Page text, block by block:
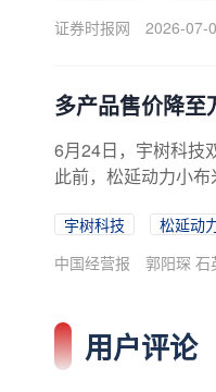
中表示，2025年公
证券时报网
2026-07-
多产品售价降至
6月24日，宇树科技
此前，松延动力小
此快速积累用户。
165.SH）等企业年
宇树科技
松延动
中国经营报
郭阳琛 石
用户评论